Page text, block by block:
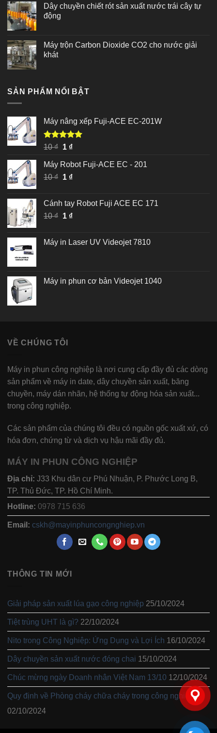
Dây chuyền chiết rót sản xuất nước trái cây tự
động
Máy trộn Carbon Dioxide CO2 cho nước giải
khát
SẢN PHẨM NỔI BẬT
Máy nâng xếp Fuji-ACE EC-201W
Được xếp
5 sao
10₫ Giá
là:
10 ₫.
1 ₫Giá
tại
là:
Máy Robot Fuji-ACE EC - 201
10₫ Giá
10 ₫.
1 ₫Giá
là:
1 ₫.
Cánh tay Robot Fuji ACE EC 171
10₫ Giá
10 ₫.
1 ₫Giá
là:
Máy in Laser UV Videojet 7810
Máy in phun cơ bản Videojet 1040
VỀ CHÚNG TÔI
Máy in phun công nghiệp là nơi cung cấp đầy đủ các dòng
sản phẩm về máy in date, dây chuyền sản xuất, băng
chuyền, máy dán nhãn, hệ thống tự động hóa sản xuất...
trong công nghiệp.
Các sản phẩm của chúng tôi đều có nguồn gốc xuất xứ, có
hóa đơn, chứng từ và dịch vụ hậu mãi đầy đủ.
MÁY IN PHUN CÔNG NGHIỆP
Địa chỉ: J33 Khu dân cư Phú Nhuận, P. Phước Long B,
TP. Thủ Đức, TP. Hồ Chí Minh.
Hotline: 0978 715 636
Email: cskh@mayinphuncongnghiep.vn
THÔNG TIN MỚI
Giải pháp sản xuất lúa gạo công nghiệp 25/10/2024
Tiệt trùng UHT là gì? 22/10/2024
Nito trong Công Nghiệp: Ứng Dụng và Lợi Ích 16/10/2024
Dây chuyền sản xuất nước đóng chai 15/10/2024
Chúc mừng ngày Doanh nhân Việt Nam 13/10 12/10/2024
Quy định về Phòng cháy chữa cháy trong công nghiệp
02/10/2024